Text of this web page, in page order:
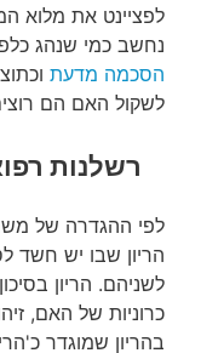
לפציינט את מלוא
נחשב כמי שנהג
הסכמה מדעת
לשקול האם הם
רשלנות
לפי ההגדרה של
הריון שבו יש חשד
לשניהם. הריון
בהריון שמוגדר